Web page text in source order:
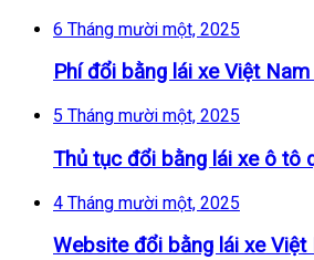
6 Tháng mười một, 2025
Phí đổi bằng lái xe Việt
5 Tháng mười một, 2025
Thủ tục đổi bằng lái xe ô tô
4 Tháng mười một, 2025
Website đổi bằng lái xe